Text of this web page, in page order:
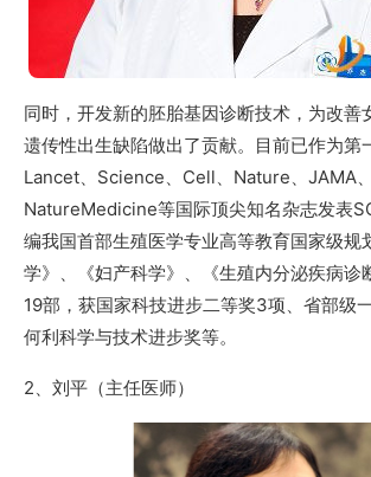
同时，开发新的胚胎基因诊断技术，为改善
遗传性出生缺陷做出了贡献。目前已作为第
Lancet、Science、Cell、Nature、JAMA、
NatureMedicine等国际顶尖知名杂志发表
编我国首部生殖医学专业高等教育国家级规
学》、《妇产科学》、《生殖内分泌疾病诊
19部，获国家科技进步二等奖3项、省部级
何利科学与技术进步奖等。
2、刘平（主任医师）